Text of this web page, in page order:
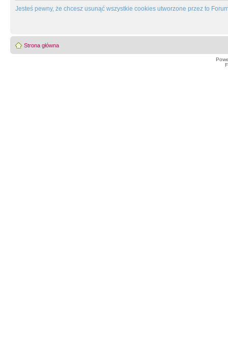
Jesteś pewny, że chcesz usunąć wszystkie cookies utworzone przez to
Strona główna